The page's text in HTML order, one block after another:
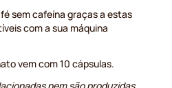
sem cafeína graças a estas
com a sua máquina
vem com 10 cápsulas.